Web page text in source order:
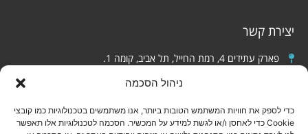
ניהול הסכמה
כדי לספק את חוויות המשתמש הטובות ביותר, אנו משתמשים בטכנולוגיות כמו קובצי
Cookie כדי לאחסן ו/או לגשת למידע על המכשיר. הסכמה לטכנולוגיות אלו תאפשר
יצירת קשר
פארק עתידים 4, רמת החייל, תל אביב, קומה 1.
הצהרת נגישות